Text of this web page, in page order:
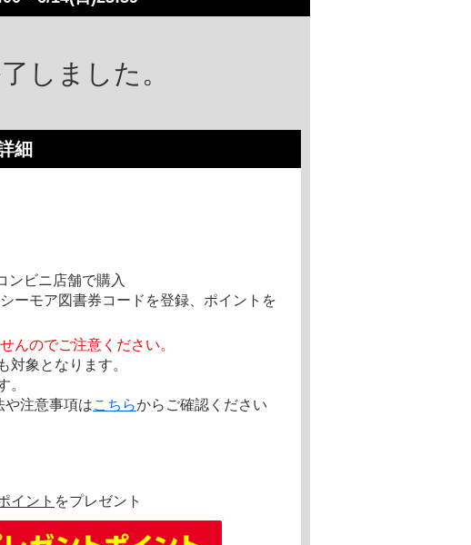
しました。
細
ンビニ店舗で購入
ーモア図書券コードを登録、ポイントを
んのでご注意ください。
象となります。
。
注意事項はこちらからご確認ください
イント をプレゼント